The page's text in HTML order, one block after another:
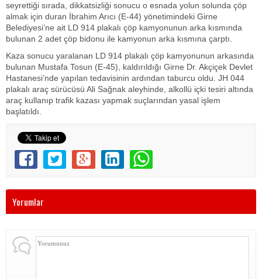
seyrettiği sırada, dikkatsizliği sonucu o esnada yolun solunda çöp
almak için duran İbrahim Arıcı (E-44) yönetimindeki Girne
Belediyesi’ne ait LD 914 plakalı çöp kamyonunun arka kısmında
bulunan 2 adet çöp bidonu ile kamyonun arka kısmına çarptı.
Kaza sonucu yaralanan LD 914 plakalı çöp kamyonunun arkasında
bulunan Mustafa Tosun (E-45), kaldırıldığı Girne Dr. Akçiçek Devlet
Hastanesi’nde yapılan tedavisinin ardından taburcu oldu. JH 044
plakalı araç sürücüsü Ali Sağnak aleyhinde, alkollü içki tesiri altında
araç kullanıp trafik kazası yapmak suçlarından yasal işlem
başlatıldı.
Yorumlar